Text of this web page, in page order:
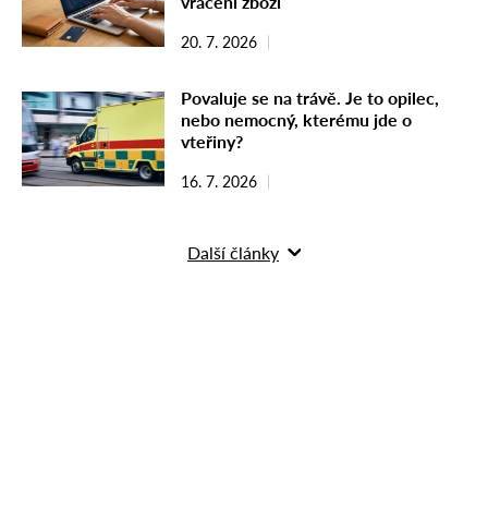
20. 7. 2026
Povaluje se na trávě. Je to opilec,
nebo nemocný, kterému jde o
vteřiny?
16. 7. 2026
Další články